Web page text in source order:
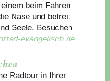
beim Fahren
Nase und befreit
Seele. Besuchen
evangelisch.de.
Radtour in Ihrer